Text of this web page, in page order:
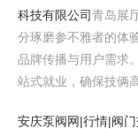
科技有限公司青岛展
分琢磨参不雅者的体
品牌传播与用户需求
站式就业，确保技俩
安庆泵阀网|行情|阀